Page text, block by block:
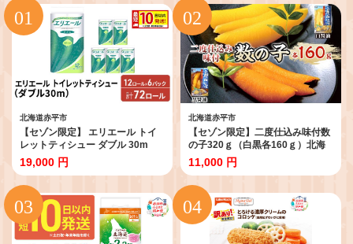
北海道赤平市
【セゾン限定】 エリエール トイ
レットティシュー ダブル 30m
12R 6パック 計72ロール 最短 10
日以内配送 最短配送 トイレ ティ
ッシュ ペーパー 防災 常備品 備蓄
品 消耗品 日用品 生活必需品 送料
無料 赤平市 雑貨
19,000 円
北海道赤平市
【セゾン限定】二度仕込み味付数
の子320ｇ（白黒各160ｇ）北海
道産 数の子 カズノコ かずのこ 魚
卵 魚介 海産物 海の幸 魚貝類 おせ
ち おつまみ 北海道産の数の子 二
度仕込み製法
11,000 円